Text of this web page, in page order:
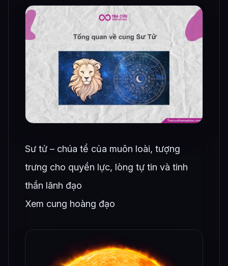
Sư tử – chúa tể của muôn loài, tượng
trưng cho quyền lực, lòng tự tin và tinh
thần lãnh đạo
Xem cung hoàng đạo